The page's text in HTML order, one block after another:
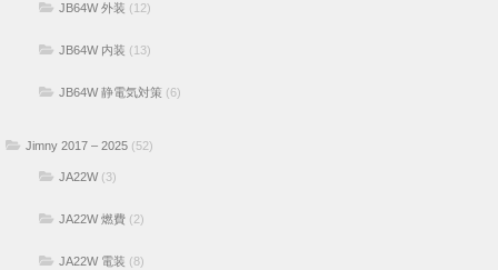
JB64W 外装 (12)
JB64W 内装 (13)
JB64W 静電気対策 (6)
Jimny 2017 – 2025 (52)
JA22W(3)
JA22W 燃費 (2)
JA22W 電装 (8)